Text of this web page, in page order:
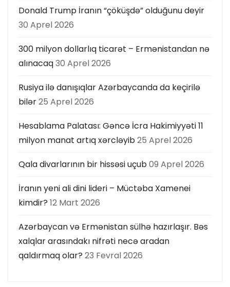
Donald Trump İranın “çöküşdə” olduğunu deyir
30 Aprel 2026
300 milyon dollarlıq ticarət – Ermənistandan nə
alınacaq30 Aprel 2026
Rusiya ilə danışıqlar Azərbaycanda da keçirilə
bilər25 Aprel 2026
Hesablama Palatası: Gəncə İcra Hakimiyyəti 11
milyon manat artıq xərcləyib25 Aprel 2026
Qala divarlarının bir hissəsi uçub09 Aprel 2026
İranın yeni ali dini lideri – Müctəba Xamenei
kimdir? 12 Mart 2026
Azərbaycan və Ermənistan sülhə hazırlaşır. Bəs
xalqlar arasındakı nifrəti necə aradan
qaldırmaq olar? 23 Fevral 2026